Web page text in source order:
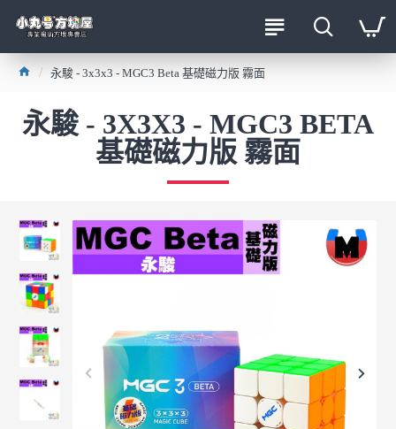
永駿 - 3x3x3 - MGC3 Beta 基礎磁力版 霧面
永駿 - 3X3X3 - MGC3 BETA
基礎磁力版 霧面